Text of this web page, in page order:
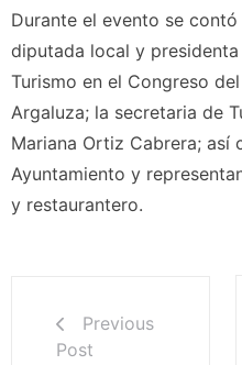
Durante el evento se
diputada local y
Turismo en el Congreso
Argaluza; la secretaria de
Mariana Ortiz Cabrera; así
Ayuntamiento y
y restaurantero.
Previous
Post